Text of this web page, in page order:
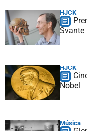
HJCK
Svante
HJCK
Nobel
Música